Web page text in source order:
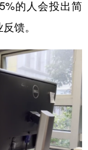
한국어
的人会投出简
馈。